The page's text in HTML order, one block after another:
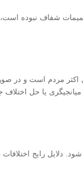
شفاف نبوده
اکثر مردم است و در
یا حل
دلایل رایج اختلافات